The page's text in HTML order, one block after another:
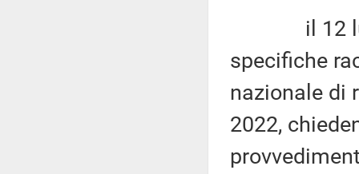
il 12
specifiche
nazionale di
2022,